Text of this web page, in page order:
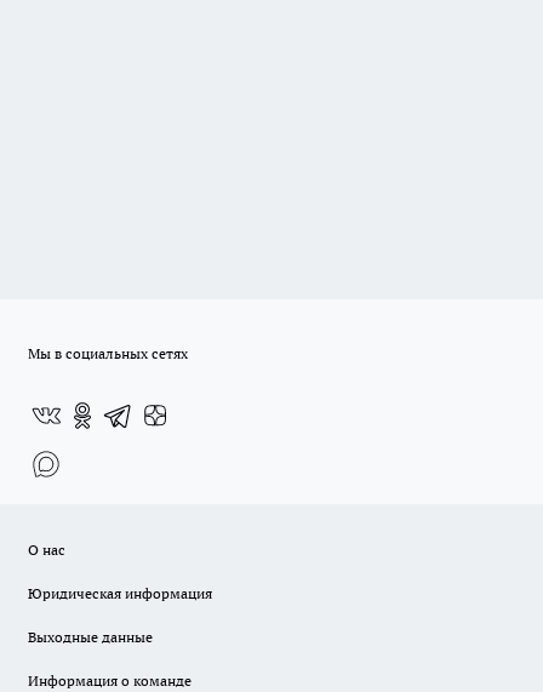
Мы в социальных сетях
О нас
Юридическая информация
Выходные данные
Информация о команде